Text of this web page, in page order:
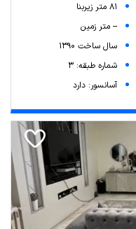
81 متر زیربنا
-- متر زمین
سال ساخت 1390
شماره طبقه: 3
آسانسور: دارد